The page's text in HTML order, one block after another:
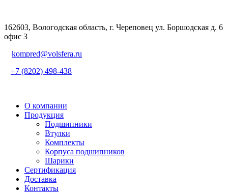
162603, Вологодская область, г. Череповец ул. Боршодская д. 6
офис 3
kompred@volsfera.ru
+7 (8202) 498-438
О компании
Продукция
Подшипники
Втулки
Комплекты
Корпуса подшипников
Шарики
Сертификация
Доставка
Контакты